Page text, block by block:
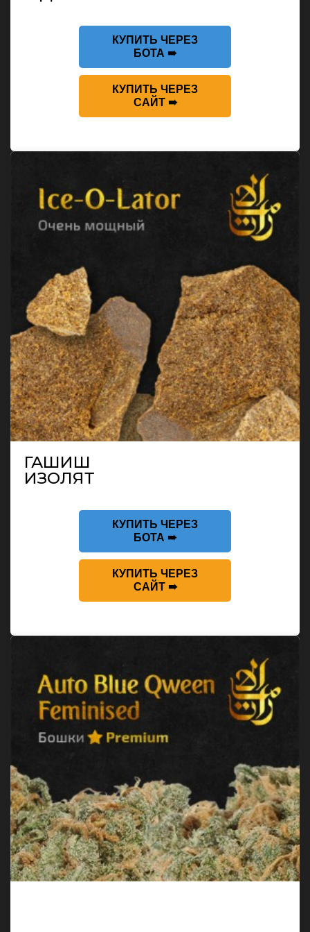
КУПИТЬ ЧЕРЕЗ
БОТА ➠
КУПИТЬ ЧЕРЕЗ
САЙТ ➠
ГАШИШ
ИЗОЛЯТ
КУПИТЬ ЧЕРЕЗ
БОТА ➠
КУПИТЬ ЧЕРЕЗ
САЙТ ➠